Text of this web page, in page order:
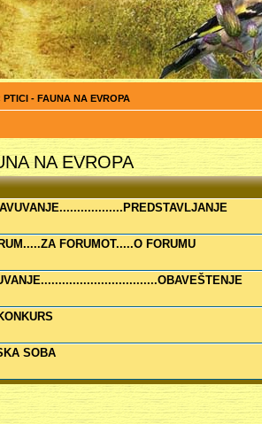
PTICI - FAUNA NA EVROPA
NA EVROPA
FORUMOT.....O FORUMU
SOBA